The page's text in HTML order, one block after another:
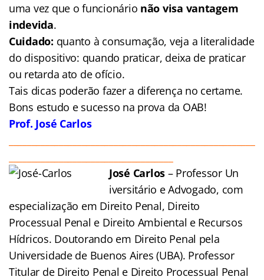
uma vez que o funcionário não visa vantagem
indevida.
Cuidado: quanto à consumação, veja a literalidade
do dispositivo: quando praticar, deixa de praticar
ou retarda ato de ofício.
Tais dicas poderão fazer a diferença no certame.
Bons estudo e sucesso na prova da OAB!
Prof. José Carlos
José Carlos – Professor Un
iversitário e Advogado, com
especialização em Direito Penal, Direito
Processual Penal e Direito Ambiental e Recursos
Hídricos. Doutorando em Direito Penal pela
Universidade de Buenos Aires (UBA). Professor
Titular de Direito Penal e Direito Processual Penal